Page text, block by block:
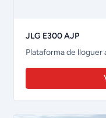
JLG E300 AJP
Plataforma de lloguer